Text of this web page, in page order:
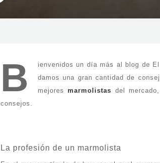
B ienvenidos un día más al blog de
damos una gran cantidad de
mejoresmarmolistas del
consejos.
La profesión de un marmolista